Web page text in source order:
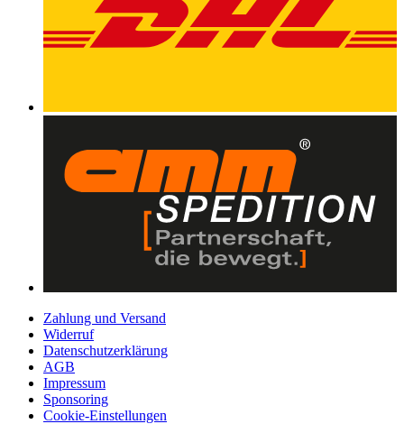
Zahlung und Versand
Widerruf
Datenschutzerklärung
AGB
Impressum
Sponsoring
Cookie-Einstellungen